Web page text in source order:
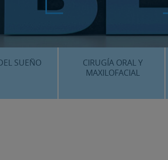
SUEÑO
CIRUGÍA ORAL Y
MAXILOFACIAL